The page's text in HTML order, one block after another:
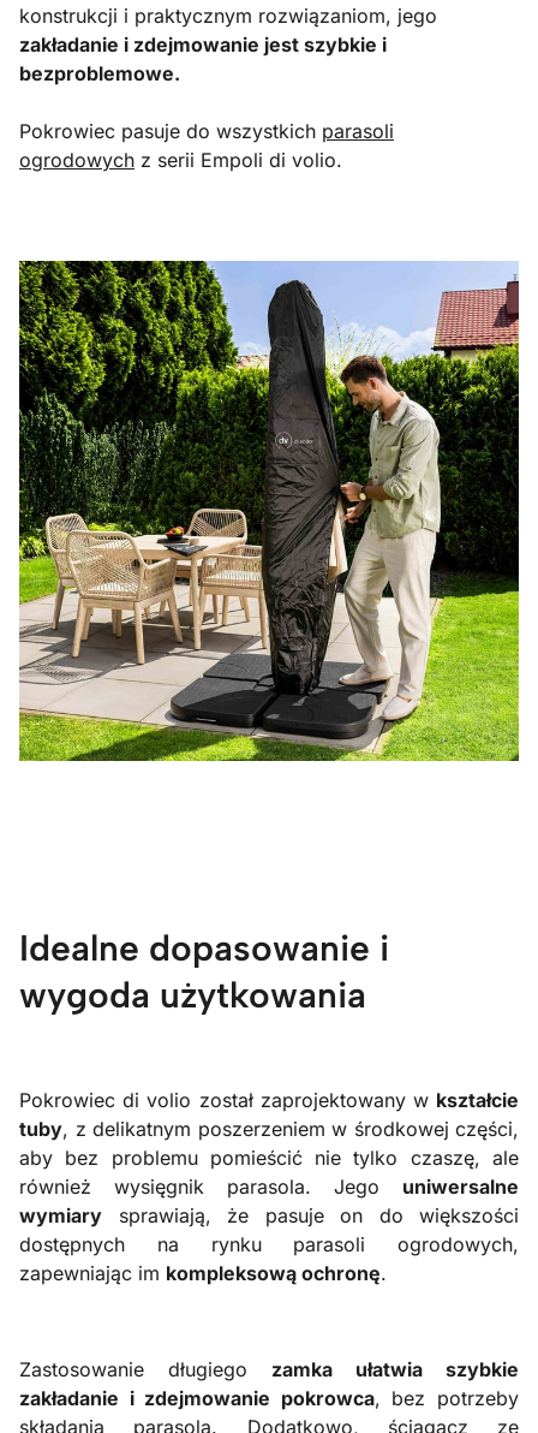
konstrukcji i praktycznym rozwiązaniom, jego
zakładanie i zdejmowanie jest szybkie i
bezproblemowe.
Pokrowiec pasuje do wszystkich parasoli
ogrodowych z serii Empoli di volio.
Idealne dopasowanie i
wygoda użytkowania
Pokrowiec di volio został zaprojektowany w kształcie
tuby, z delikatnym poszerzeniem w środkowej części,
aby bez problemu pomieścić nie tylko czaszę, ale
również wysięgnik parasola. Jego uniwersalne
wymiary sprawiają, że pasuje on do większości
dostępnych na rynku parasoli ogrodowych,
zapewniając im kompleksową ochronę.
Zastosowanie długiego zamka ułatwia szybkie
zakładanie i zdejmowanie pokrowca, bez potrzeby
składania parasola. Dodatkowo, ściągacz ze